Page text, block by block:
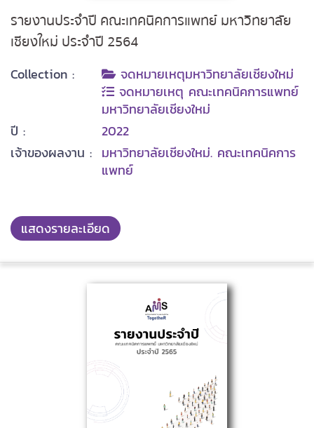
รายงานประจำปี คณะเทคนิคการแพทย์ มหาวิทยาลัย
เชียงใหม่ ประจำปี 2564
Collection :
จดหมายเหตุมหาวิทยาลัยเชียงใหม่
จดหมายเหตุ คณะเทคนิคการแพทย์
มหาวิทยาลัยเชียงใหม่
ปี :
2022
เจ้าของผลงาน : มหาวิทยาลัยเชียงใหม่. คณะเทคนิคการ
แพทย์
แสดงรายละเอียด